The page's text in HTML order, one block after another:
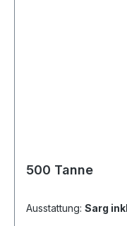
500 Tanne
Ausstattung: Sarg